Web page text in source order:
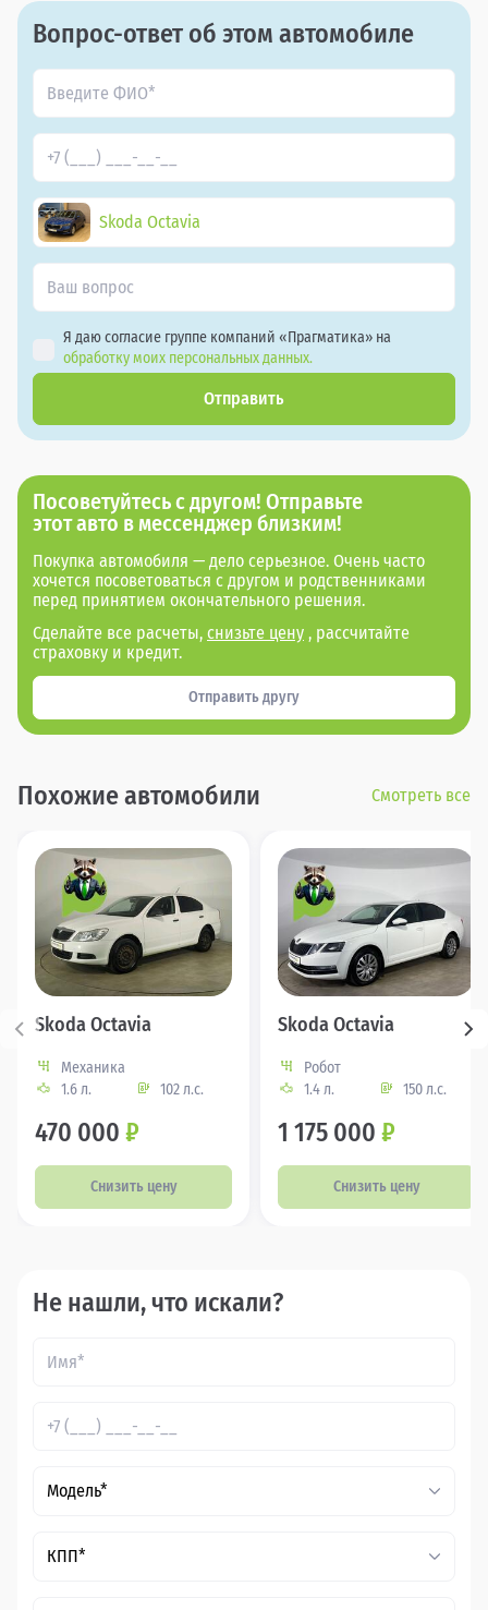
Вопрос-ответ об этом автомобиле
Skoda Octavia
Я даю согласие группе компаний «Прагматика» на
обработку моих персональных данных.
Отправить
Посоветуйтесь с другом! Отправьте
этот авто в мессенджер близким!
Покупка автомобиля — дело серьезное. Очень часто
хочется посоветоваться с другом и родственниками
перед принятием окончательного решения.
Сделайте все расчеты, снизьте цену , рассчитайте
страховку и кредит.
Отправить другу
Похожие автомобили Смотреть все
Skoda Octavia
Механика
1.6 л.
102 л.с.
470 000 ₽
Снизить цену
Skoda Octavia
Робот
1.4 л.
150 л.с.
1 175 000 ₽
Снизить цену
Не нашли, что искали?
Модель*
КПП*